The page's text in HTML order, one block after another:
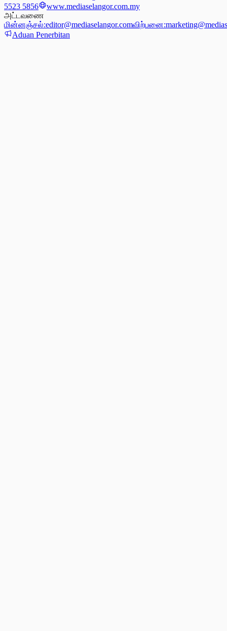
5523 5856
www.mediaselangor.com.my
அட்டவணை
மின்னஞ்சல்:editor@mediaselangor.comவிற்பனை:
Aduan Penerbitan